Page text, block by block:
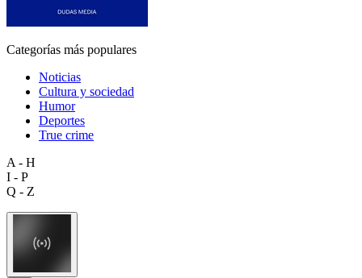
Categorías más populares
Noticias
Cultura y sociedad
Humor
Deportes
True crime
A - H
I - P
Q - Z